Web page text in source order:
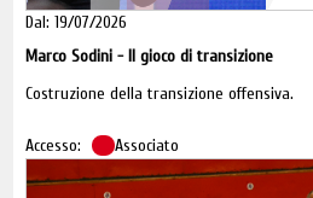
Dal: 19/07/2026
Marco Sodini - Il gioco di transizione
Costruzione della transizione offensiva.
Accesso: Associato